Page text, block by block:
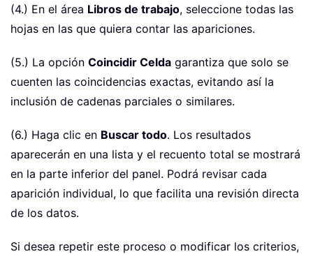
(4.) En el área Libros de trabajo, seleccione todas las
hojas en las que quiera contar las apariciones.
(5.) La opción Coincidir Celda garantiza que solo se
cuenten las coincidencias exactas, evitando así la
inclusión de cadenas parciales o similares.
(6.) Haga clic en Buscar todo. Los resultados
aparecerán en una lista y el recuento total se mostrará
en la parte inferior del panel. Podrá revisar cada
aparición individual, lo que facilita una revisión directa
de los datos.
Si desea repetir este proceso o modificar los criterios,